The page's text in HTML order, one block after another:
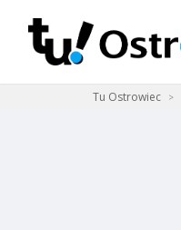
Tu Ostrowiec